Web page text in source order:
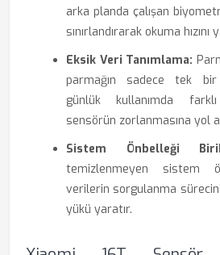
arka planda çalışan
sınırlandırarak okuma
Eksik Veri Tanımlama:
parmağın sadece tek bir
günlük kullanımda
sensörün zorlanmasına yol
Sistem Önbelleği
temizlenmeyen sistem
verilerin sorgulanma
yükü yaratır.